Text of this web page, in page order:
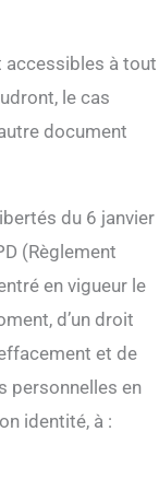
accessibles à tout
le cas
document
du 6 janvier
(Règlement
en vigueur le
d’un droit
et de
personnelles en
identité, à :